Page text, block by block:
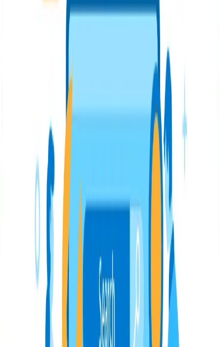
Estos ayudan a estructurar el contenido y son ideales
para establecer secciones y apartados dentro de los
artículos. Recuerda no abusar de las palabras clave en
ellos para no caer en el keyword stuffing (repetición
excesiva de palabras clave) ya que esto es penalizado
por Google. Aprovecha para incluir keywords
Optimización de imágenes para web
Seguramente en tus textos también incluyes elementos
gráficos como las imágenes que acompañan la
lectura.Pues bien, todas esas imágenes también se
consideran como uno de los elementos de SEO on page
que puedes trabajar y optimizar. Lo primero que debes
saber es que Google no puede leer las imágenes, es por
esto que debemos informarle de qué se trata esa
imagen. ¿Cómo? Gracias, principalmente, a las etiquetas
HTML y a incluir leyendas en cada una de las imágenes
de nuestra web. Pero esto no es todo, ya que es
importante tener en cuenta los siguientes factores de las
imágenes web:
Nombre del archivo:
es importante dar a las
imágenes un nombre de archivo descriptivo.
Etiqueta alt:
también llamada texto alternativo es
un atributo que sirve para describir la imagen y
posicionarla. sin esta Google no puede leer la
imagen
Título de la imagen:Es una descripción corta que
muestra información de la imagen cuando el
usuario pasa el cursor sobre ella, debe incluir la
keyword
Peso de la imagen:
Mientras menor sea el peso,
mejor, ya que se traducirá en una mayor velocidad